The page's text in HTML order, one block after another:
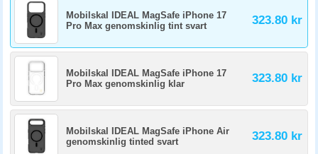
Mobilskal IDEAL MagSafe iPhone 17
Pro Max genomskinlig tint svart
323.80 kr
Mobilskal IDEAL MagSafe iPhone 17
Pro Max genomskinlig klar
323.80 kr
Mobilskal IDEAL MagSafe iPhone Air
genomskinlig tinted svart
323.80 kr